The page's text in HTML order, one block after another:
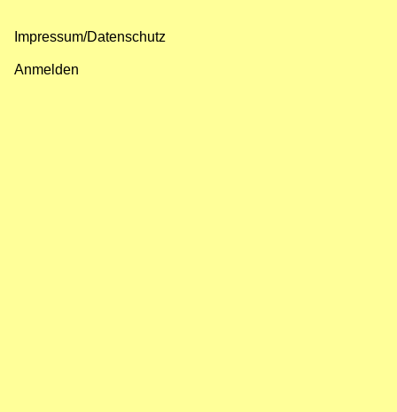
Impressum/Datenschutz
Anmelden